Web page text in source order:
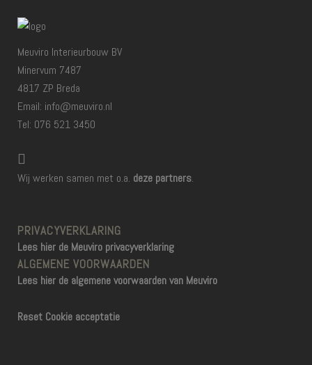
Meuviro Interieurbouw BV
Minervum 7487
4817 ZP Breda
Email: info@meuviro.nl
Tel: 076 521 3450
Wij werken samen met o.a. deze partners.
PRIVACYVERKLARING
Lees hier de Meuviro privacyverklaring
ALGEMENE VOORWAARDEN
Lees hier de algemene voorwaarden van Meuviro
Reset Cookie acceptatie